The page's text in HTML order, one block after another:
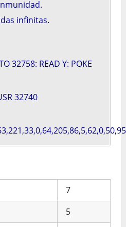
infinitas.
32758: READ Y: POKE
32740
7
5